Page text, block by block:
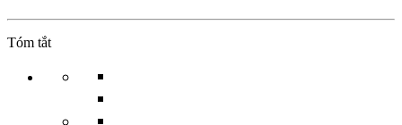
Tóm tắt